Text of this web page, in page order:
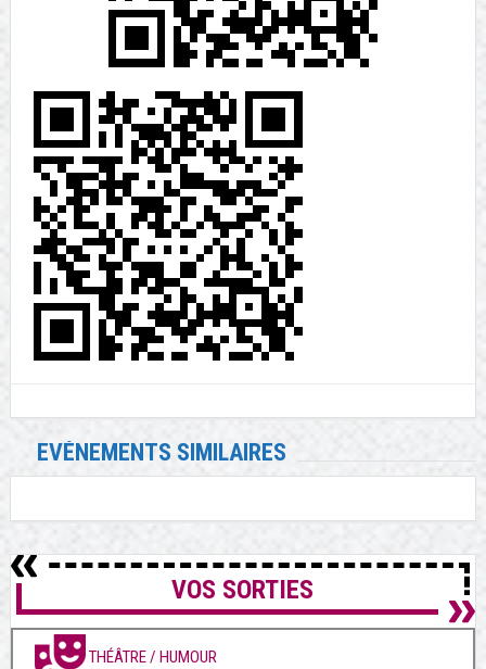
EVÉNEMENTS SIMILAIRES
VOS SORTIES
THÉÂTRE / HUMOUR